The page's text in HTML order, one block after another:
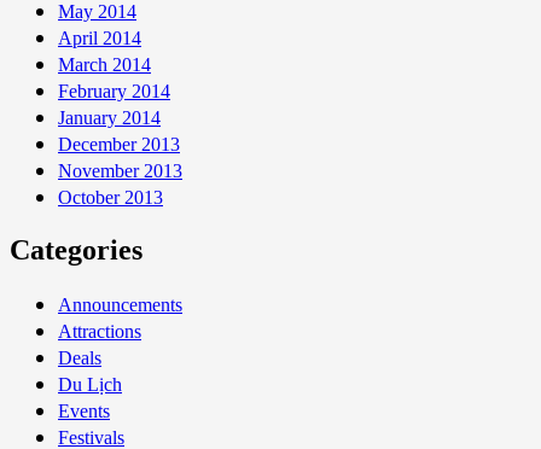
May 2014
April 2014
March 2014
February 2014
January 2014
December 2013
November 2013
October 2013
Categories
Announcements
Attractions
Deals
Du Lịch
Events
Festivals